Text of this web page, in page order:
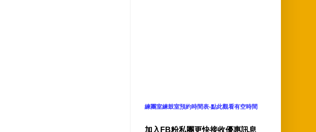
練團室練鼓室預約時間表-點此觀看有空時間
加入FB粉私團更快接收優惠訊息